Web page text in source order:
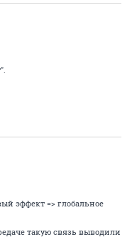
эффект => глобальное
такую связь выводили